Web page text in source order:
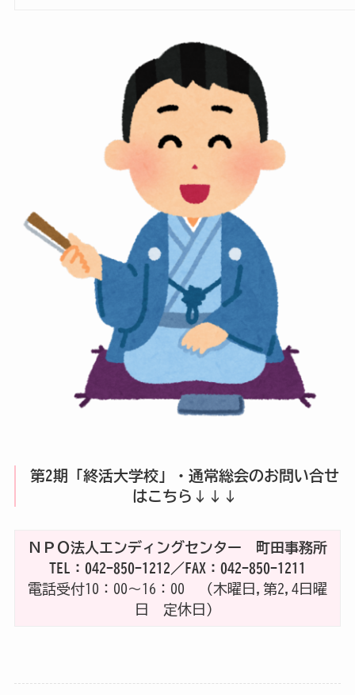
第2期「終活大学校」・通常総会のお問い合せ
はこちら↓↓↓
ＮＰＯ法人エンディングセンター 町田事務所
TEL：042-850-1212／FAX：042-850-1211
電話受付10：00～16：00 （木曜日,第2,4日曜
日 定休日）